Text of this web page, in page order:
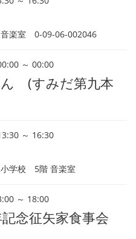
楽室 0-09-06-002046
～ 00:00
(すみだ第九本
～ 16:30
小学校 5階 音楽室
～ 18:00
念征矢家食事会